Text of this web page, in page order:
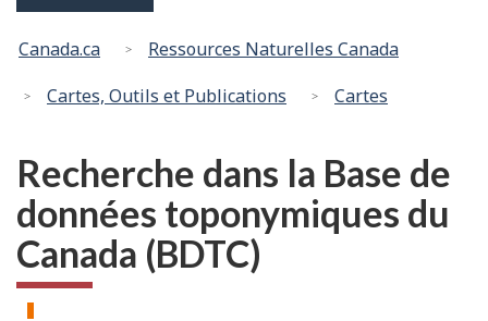
êtes
ici
Canada.ca
Ressources Naturelles Canada
Cartes, Outils et Publications
Cartes
Recherche dans la Base de
données toponymiques du
Canada (BDTC)